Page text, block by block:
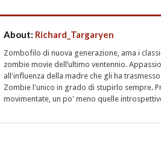
About: Richard_Targaryen
Zombofilo di nuova generazione, ama i
zombie movie dell’ultimo ventennio.
all'influenza della madre che gli ha
Zombie l'unico in grado di stupirlo sempre.
movimentate, un po' meno quelle